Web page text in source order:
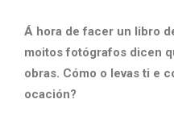
Á hora de facer un libro
moitos fotógrafos dicen
obras. Cómo o levas ti e
ocación?